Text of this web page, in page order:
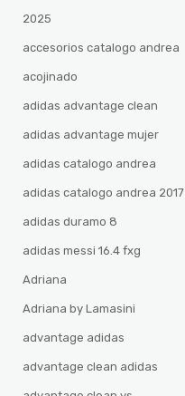
2025
accesorios catalogo andrea
acojinado
adidas advantage clean
adidas advantage mujer
adidas catalogo andrea
adidas catalogo andrea 2017
adidas duramo 8
adidas messi 16.4 fxg
Adriana
Adriana by Lamasini
advantage adidas
advantage clean adidas